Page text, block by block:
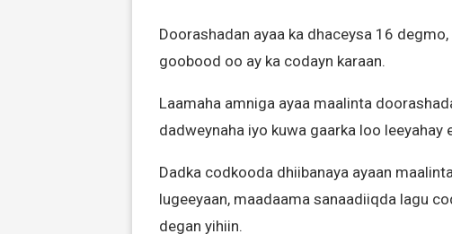
Doorashadan ayaa ka dhaceysa 16
goobood oo ay ka codayn karaan.
Laamaha amniga ayaa maalinta
dadweynaha iyo kuwa gaarka loo leeyahay
Dadka codkooda dhiibanaya ayaan
lugeeyaan, maadaama sanaadiiqda lagu
degan yihiin.